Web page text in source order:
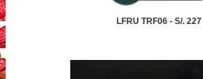
LFRU TRF06 - S/. 227